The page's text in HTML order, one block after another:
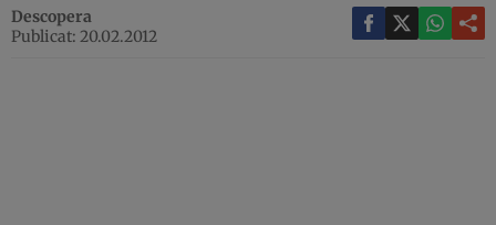
Descopera
Publicat: 20.02.2012